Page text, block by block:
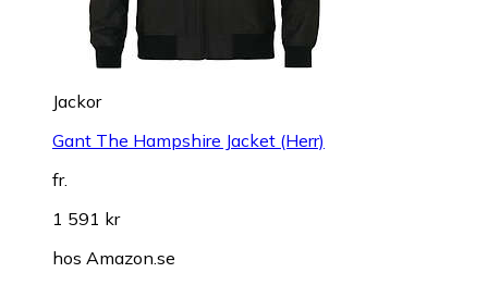
Jackor
Gant The Hampshire Jacket (Herr)
fr.
1 591 kr
hos Amazon.se